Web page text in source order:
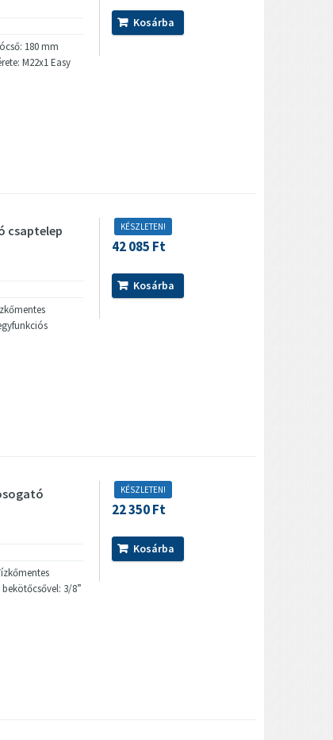
180 mm
M22x1 Easy
Kosárba
csaptelep
KÉSZLETEN!
42 085 Ft
Kosárba
3/8”
KÉSZLETEN!
22 350 Ft
Kosárba